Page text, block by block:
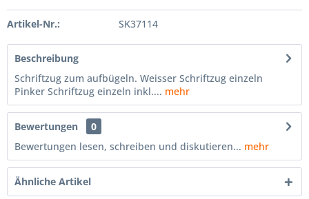
Artikel-Nr.: SK37114
Beschreibung
Schriftzug zum aufbügeln. Weisser Schriftzug einzeln
Pinker Schriftzug einzeln inkl.... mehr
Bewertungen
0
Bewertungen lesen, schreiben und diskutieren... mehr
Ähnliche Artikel